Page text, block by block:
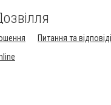
Питання та відповіді